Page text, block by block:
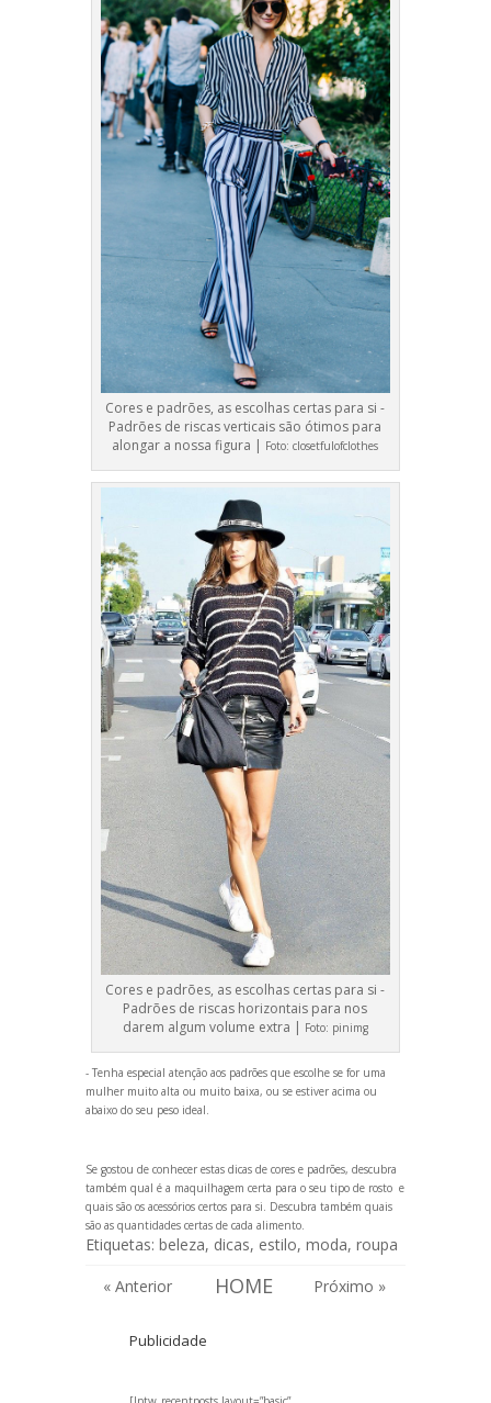
Cores e padrões, as escolhas certas para si -
Padrões de riscas verticais são ótimos para
alongar a nossa figura | Foto:closetfulofclothes
Cores e padrões, as escolhas certas para si -
Padrões de riscas horizontais para nos
darem algum volume extra | Foto: pinimg
- Tenha especial atenção aos padrões que escolhe se for uma
mulher muito alta ou muito baixa, ou se estiver acima ou
abaixo do seu peso ideal.
Se gostou de conhecer estas dicas de cores e padrões, descubra
também qual é a maquilhagem certa para o seu tipo de rostoe
quais são os acessórios certos para si. Descubra também quais
são as quantidades certas de cada alimento.
Etiquetas: beleza, dicas, estilo, moda, roupa
« Anterior
HOME Próximo »
Publicidade